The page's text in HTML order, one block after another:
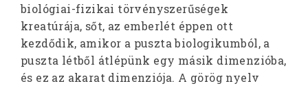
biológiai-fizikai törvényszerűségek
kreatúrája, sőt, az emberlét éppen ott
kezdődik, amikor a puszta biologikumból, a
puszta létből átlépünk egy másik dimenzióba,
és ez az akarat dimenziója. A görög nyelv